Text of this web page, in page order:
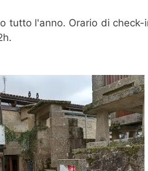
tutto l'anno. Orario di check-